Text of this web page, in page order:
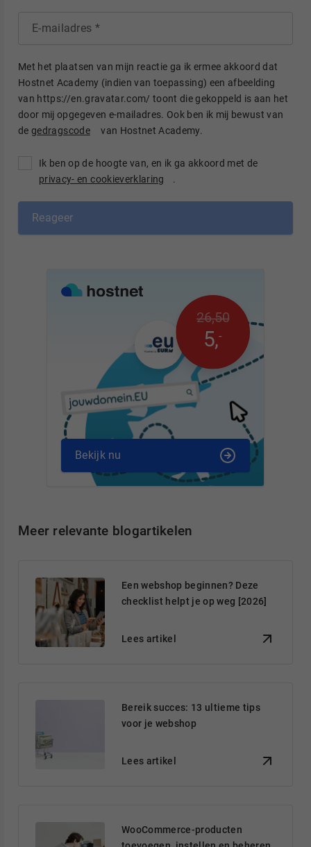
E-mailadres
Met het plaatsen van mijn reactie ga ik ermee akkoord dat
Hostnet Academy (indien van toepassing) een afbeelding
van https://en.gravatar.com/ toont die gekoppeld is aan het
door mij opgegeven e-mailadres. Ook ben ik mij bewust van
degedragscode van Hostnet Academy.
Ik ben op de hoogte van, en ik ga akkoord met de
privacy- en cookieverklaring
.
Reageer
26,50
5,-
Bekijk nu
Meer relevante blogartikelen
Een webshop beginnen? Deze
checklist helpt je op weg [2026]
Lees artikel
Bereik succes: 13 ultieme tips
voor je webshop
Lees artikel
WooCommerce-producten